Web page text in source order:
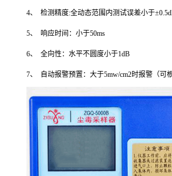
4、 检测精度:全动态范围内测试误差小于
5、 响应时间：小于50ms
6、 全向性：水平不圆度小于1dB
7、 自动报警预置：大于5mw/cm2时报警（可